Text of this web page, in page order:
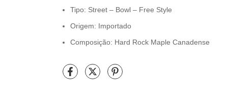
Tipo: Street – Bowl – Free Style
Origem: Importado
Composição: Hard Rock Maple Canadense